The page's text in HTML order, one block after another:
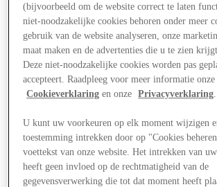
Aanbiedingen
(bijvoorbeeld om de website correct te laten
niet-noodzakelijke cookies behoren onder meer
gebruik van de website analyseren, onze
maat maken en de advertenties die u te zien krijgt
Deze niet-noodzakelijke cookies worden pas
accepteert. Raadpleeg voor meer informatie onze
Cookieverklaring en onze Privacyverklaring
U kunt uw voorkeuren op elk moment wijzigen
toestemming intrekken door op "Cookies
voettekst van onze website. Het intrekken van
heeft geen invloed op de rechtmatigheid van de
gegevensverwerking die tot dat moment heeft